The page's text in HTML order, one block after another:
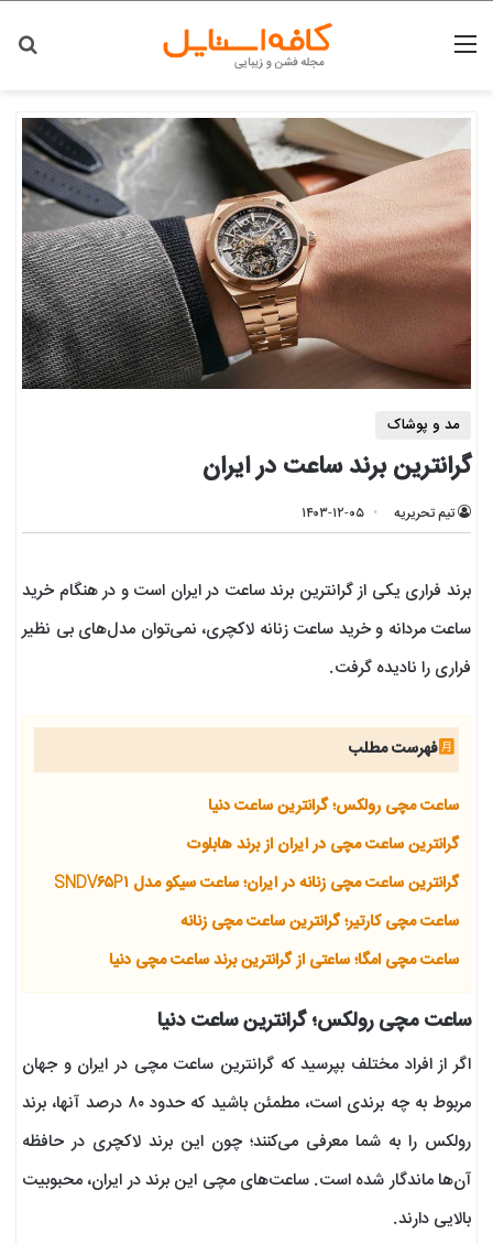
منو
مد و پوشاک
گرانترین برند ساعت در ایران
تیم تحریریه ۱۴۰۳-۱۲-۰۵
برند فراری یکی از گرانترین برند ساعت در ایران است و در هنگام خرید
ساعت مردانه و خرید ساعت زنانه لاکچری، نمی‌توان مدل‌های بی نظیر
فراری را نادیده گرفت.
فهرست مطلب
ساعت مچی رولکس؛ گرانترین ساعت دنیا
گرانترین ساعت مچی در ایران از برند هابلوت
گرانترین ساعت مچی زنانه در ایران؛ ساعت سیکو مدل SNDV۶۵P۱
ساعت مچی کارتیر؛ گرانترین ساعت مچی زنانه
ساعت مچی امگا؛ ساعتی از گرانترین برند ساعت مچی دنیا
ساعت مچی رولکس؛ گرانترین ساعت دنیا
اگر از افراد مختلف بپرسید که گرانترین ساعت مچی در ایران و جهان
مربوط به چه برندی است، مطمئن باشید که حدود ۸۰ درصد آنها، برند
رولکس را به شما معرفی می‌کنند؛ چون این برند لاکچری در حافظه
آن‌ها ماندگار شده است. ساعت‌های مچی این برند در ایران، محبوبیت
بالایی دارند.